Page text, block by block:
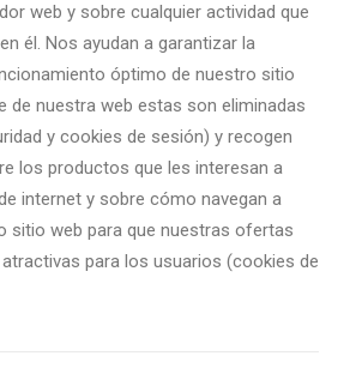
web y sobre cualquier actividad que
él. Nos ayudan a garantizar la
óptimo de nuestro sitio
de nuestra web estas son eliminadas
y cookies de sesión) y recogen
los productos que les interesan a
internet y sobre cómo navegan a
sitio web para que nuestras ofertas
para los usuarios (cookies de